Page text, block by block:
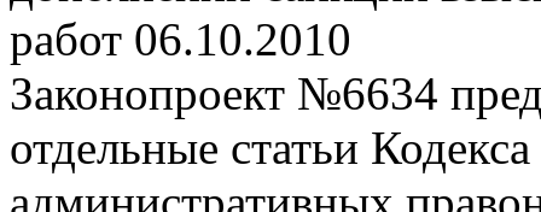
работ 06.10.2010
Законопроект №6634
отдельные статьи
административных